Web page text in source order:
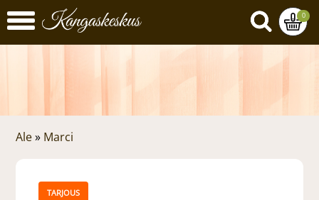
0
Ale » Marci
TARJOUS